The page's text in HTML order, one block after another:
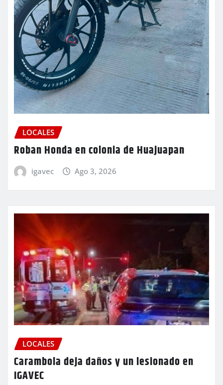
LOCALES
Roban Honda en colonia de Huajuapan
igavec Ago 3, 2026
LOCALES
Carambola deja daños y un lesionado en
IGAVEC